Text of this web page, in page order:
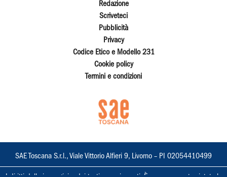
Redazione
Scriveteci
Pubblicità
Privacy
Codice Etico e Modello 231
Cookie policy
Termini e condizioni
SAE Toscana S.r.l., Viale Vittorio Alfieri 9, Livorno – PI 02054410499